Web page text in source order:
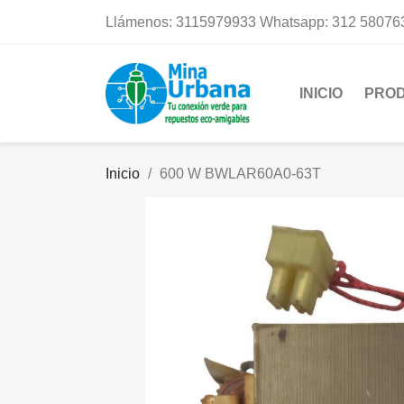
Llámenos: 3115979933 Whatsapp: 312
INICIO
Inicio 600 W BWLAR60A0-63T